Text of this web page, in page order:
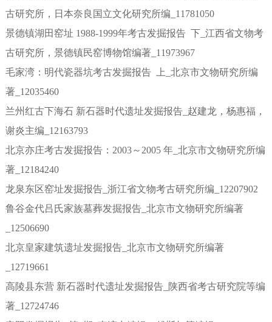
古研究所，日本奈良国立文化研究所编_11781050
景德镇湖田窑址 1988-1999年考古发掘报告 下_江西省文物考
古研究所，景德镇民窑博物馆编著_11973967
毛家湾：明代瓷器坑考古发掘报告 上_北京市文物研究所编
著_12035460
兰州红古下海石 新石器时代遗址发掘报告_赵建龙，杨惠福，
谢炎主编_12163793
北京亦庄考古发掘报告：2003～2005 年_北京市文物研究所编
著_12184240
龙泉东区窑址发掘报告_浙江省文物考古研究所编_12207902
鲁谷金代吕氏家族墓葬发掘报告_北京市文物研究所编著
_12506690
北京皇家建筑遗址发掘报告_北京市文物研究所编著
_12719661
高陵县东营 新石器时代遗址发掘报告_陕西省考古研究院等编
著_12724746